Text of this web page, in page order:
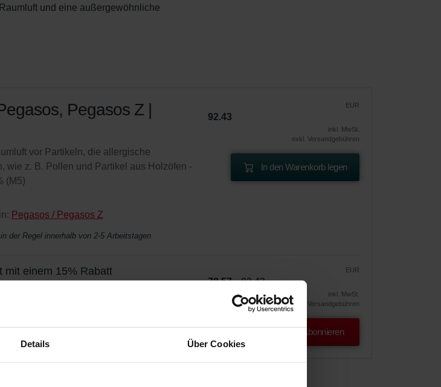
Details Über Cookies
und eine außergewöhnliche
Pegasos Z |
vor Partikeln, die allergische
wie z. B. Pollen und Partikel aus Holzöfen -
(M5)
Pegasos / Pegasos Z
der Regel innerhalb von 2-5 Arbeitstagen
EUR
92.43
inkl. MwSt.
exkl. Versandgebühren
In den Warenkorb legen
mit einem 15% Rabatt EUR
78.57 92.43
inkl. MwSt.
exkl. Versandgebühren
Abonnieren